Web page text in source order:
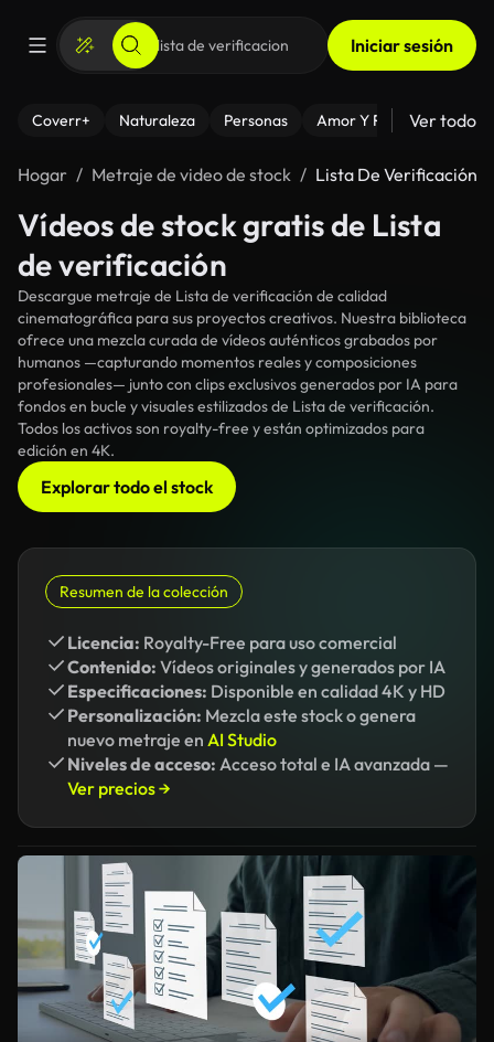
Iniciar sesión
Coverr+ Naturaleza Personas Amor Y Relaciones
Ver todo
Hogar Metraje de video de stock Lista De Verificación
Vídeos de stock gratis de Lista
de verificación
Descargue metraje de Lista de verificación de calidad
cinematográfica para sus proyectos creativos. Nuestra biblioteca
ofrece una mezcla curada de vídeos auténticos grabados por
humanos —capturando momentos reales y composiciones
profesionales— junto con clips exclusivos generados por IA para
fondos en bucle y visuales estilizados de Lista de verificación.
Todos los activos son royalty-free y están optimizados para
edición en 4K.
Explorar todo el stock
Resumen de la colección
Licencia: Royalty-Free para uso comercial
Contenido: Vídeos originales y generados por IA
Especificaciones: Disponible en calidad 4K y HD
Personalización: Mezcla este stock o genera
nuevo metraje en AI Studio
Niveles de acceso: Acceso total e IA avanzada —
Ver precios →